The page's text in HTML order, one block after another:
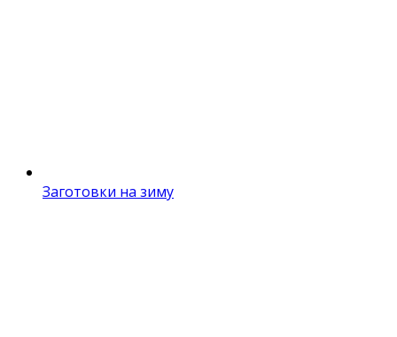
Заготовки на зиму